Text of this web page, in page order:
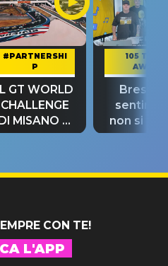
#PARTNERSHI
P
GT WORLD
CHALLENGE
MISANO si
riconferma
105 TAKE
AWAY
Bresh:
non si
fino alla
CON TE!
L'APP